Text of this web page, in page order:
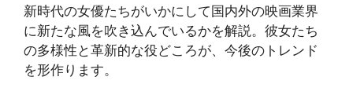
新時代の女優たちがいかにして国内外の映画業界
に新たな風を吹き込んでいるかを解説。彼女たち
の多様性と革新的な役どころが、今後のトレンド
を形作ります。